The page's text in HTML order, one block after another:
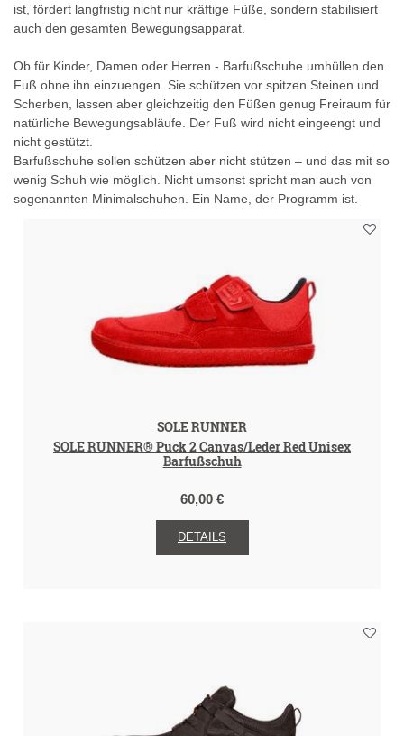
ist, fördert langfristig nicht nur kräftige Füße, sondern stabilisiert
auch den gesamten Bewegungsapparat.
Ob für Kinder, Damen oder Herren - Barfußschuhe umhüllen den
Fuß ohne ihn einzuengen. Sie schützen vor spitzen Steinen und
Scherben, lassen aber gleichzeitig den Füßen genug Freiraum für
natürliche Bewegungsabläufe. Der Fuß wird nicht eingeengt und
nicht gestützt.
Barfußschuhe sollen schützen aber nicht stützen – und das mit so
wenig Schuh wie möglich. Nicht umsonst spricht man auch von
sogenannten Minimalschuhen. Ein Name, der Programm ist.
SOLE RUNNER
SOLE RUNNER® Puck 2 Canvas/Leder Red Unisex
Barfußschuh
60,00 €
DETAILS